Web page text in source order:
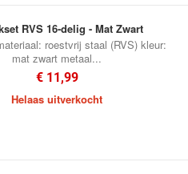
RVS 16-delig - Mat Zwart
roestvrij staal (RVS) kleur:
mat zwart metaal...
€ 11,99
Helaas uitverkocht